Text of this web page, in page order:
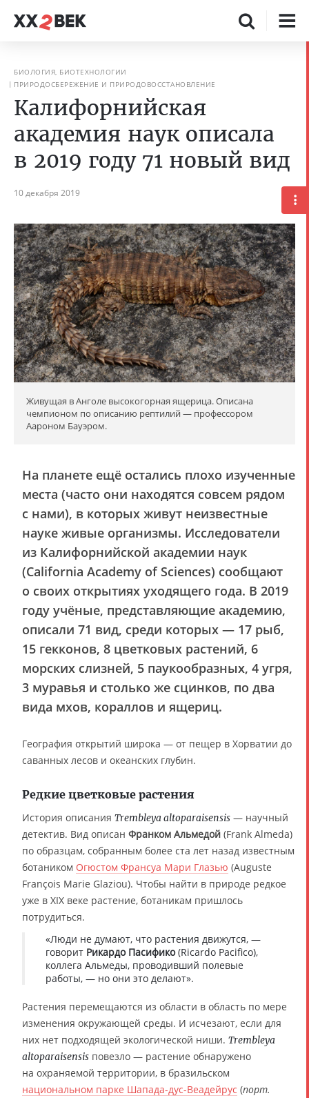
БИОЛОГИЯ, БИОТЕХНОЛОГИИ
ПРИРОДОСБЕРЕЖЕНИЕ И ПРИРОДОВОССТАНОВЛЕНИЕ
Калифорнийская
академия наук описала
в 2019 году 71 новый вид
10 декабря 2019
Живущая в Анголе высокогорная ящерица. Описана
чемпионом по описанию рептилий — профессором
Аароном Бауэром.
На планете ещё остались плохо изученные
места (часто они находятся совсем рядом
с нами), в которых живут неизвестные
науке живые организмы. Исследователи
из Калифорнийской академии наук
(California Academy of Sciences) сообщают
о своих открытиях уходящего года. В 2019
году учёные, представляющие академию,
описали 71 вид, среди которых — 17 рыб,
15 гекконов, 8 цветковых растений, 6
морских слизней, 5 паукообразных, 4 угря,
3 муравья и столько же сцинков, по два
вида мхов, кораллов и ящериц.
География открытий широка — от пещер в Хорватии до
саванных лесов и океанских глубин.
Редкие цветковые растения
История описания Trembleya altoparaisensis — научный
детектив. Вид описан Франком Альмедой (Frank Almeda)
по образцам, собранным более ста лет назад известным
ботаником Огюстом Франсуа Мари Глазью (Auguste
François Marie Glaziou). Чтобы найти в природе редкое
уже в XIX веке растение, ботаникам пришлось
потрудиться.
«Люди не думают, что растения движутся, —
говорит Рикардо Пасифико(Ricardo Pacifico),
коллега Альмеды, проводивший полевые
работы, — но они это делают».
Растения перемещаются из области в область по мере
изменения окружающей среды. И исчезают, если для
них нет подходящей экологической ниши. Trembleya
altoparaisensis повезло — растение обнаружено
на охраняемой территории, в бразильском
национальном парке Шапада-дус-Веадейрус (порт.